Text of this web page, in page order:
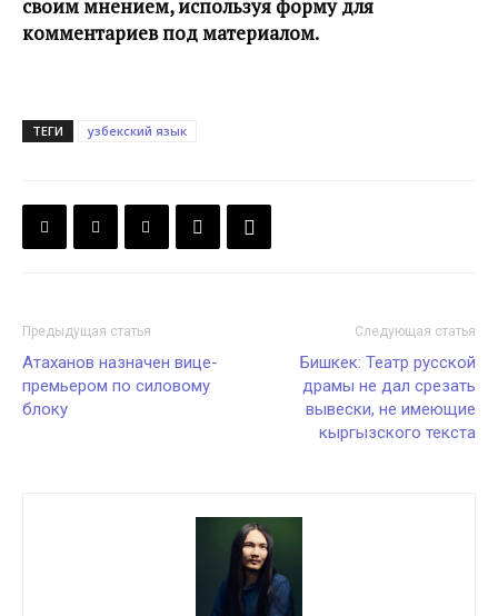
своим мнением, используя форму для
комментариев под материалом.
ТЕГИ узбекский язык
Предыдущая статья
Атаханов назначен вице-
премьером по силовому
блоку
Следующая статья
Бишкек: Театр русской
драмы не дал срезать
вывески, не имеющие
кыргызского текста